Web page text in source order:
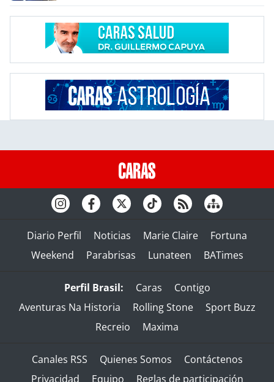
Diario Perfil Noticias Marie Claire
Fortuna
Weekend
Parabrisas Lunateen BATimes
Perfil Brasil: Caras
Contigo
Aventuras Na Historia
Rolling Stone
Sport Buzz
Recreio
Maxima
Canales RSS Quienes Somos
Contáctenos
Privacidad
Equipo Reglas de participación